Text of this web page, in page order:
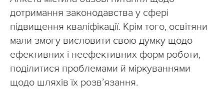
дотримання законодавства у сфері
підвищення кваліфікації. Крім того, освітяни
мали змогу висловити свою думку щодо
ефективних і неефективних форм роботи,
поділитися проблемами й міркуваннями
щодо шляхів їх розвʼязання.